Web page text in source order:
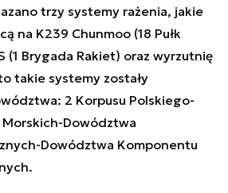
trzy systemy rażenia, jakie
na K239 Chunmoo (18 Pułk
(1 Brygada Rakiet) oraz wyrzutnię
takie systemy zostały
2 Korpusu Polskiego-
Dowództwa
Dowództwa Komponentu